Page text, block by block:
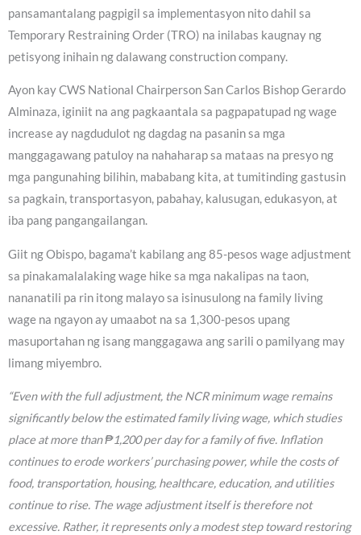
pansamantalang pagpigil sa implementasyon nito dahil sa
Temporary Restraining Order (TRO) na inilabas kaugnay ng
petisyong inihain ng dalawang construction company.
Ayon kay CWS National Chairperson San Carlos Bishop Gerardo
Alminaza, iginiit na ang pagkaantala sa pagpapatupad ng wage
increase ay nagdudulot ng dagdag na pasanin sa mga
manggagawang patuloy na nahaharap sa mataas na presyo ng
mga pangunahing bilihin, mababang kita, at tumitinding gastusin
sa pagkain, transportasyon, pabahay, kalusugan, edukasyon, at
iba pang pangangailangan.
Giit ng Obispo, bagama’t kabilang ang 85-pesos wage adjustment
sa pinakamalalaking wage hike sa mga nakalipas na taon,
nananatili pa rin itong malayo sa isinusulong na family living
wage na ngayon ay umaabot na sa 1,300-pesos upang
masuportahan ng isang manggagawa ang sarili o pamilyang may
limang miyembro.
“Even with the full adjustment, the NCR minimum wage remains
significantly below the estimated family living wage, which studies
place at more than ₱1,200 per day for a family of five. Inflation
continues to erode workers’ purchasing power, while the costs of
food, transportation, housing, healthcare, education, and utilities
continue to rise. The wage adjustment itself is therefore not
excessive. Rather, it represents only a modest step toward restoring